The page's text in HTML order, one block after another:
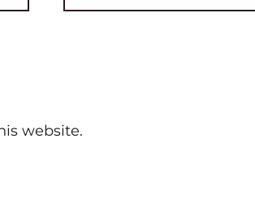
website.